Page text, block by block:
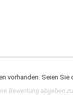
vorhanden. Seien Sie
Bewertung abgeben